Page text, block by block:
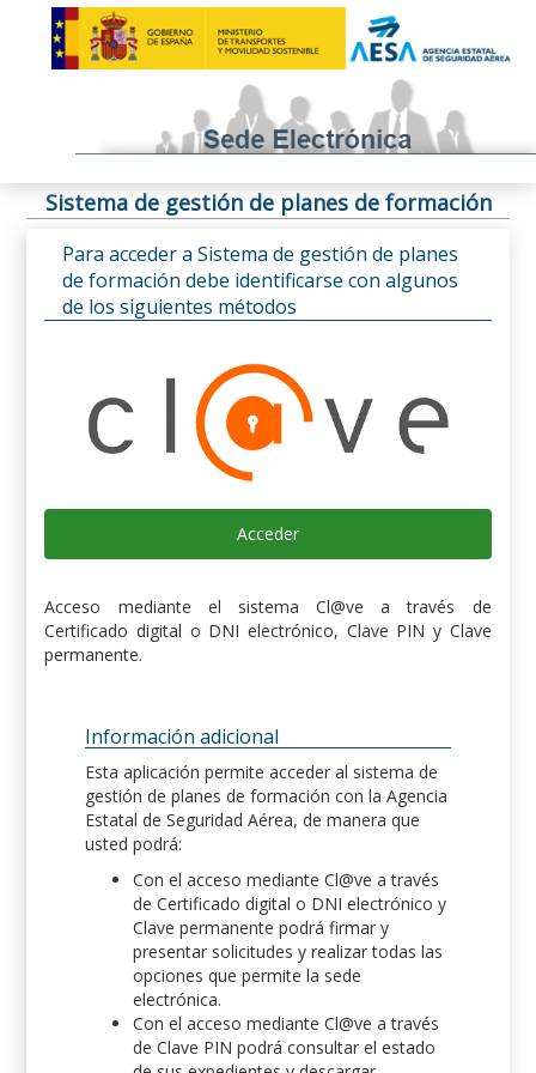
Sistema de gestión de planes de formación
Para acceder a Sistema de gestión de planes
de formación debe identificarse con algunos
de los siguientes métodos
Acceder
Acceso mediante el sistema Cl@ve a través de
Certificado digital o DNI electrónico, Clave PIN y Clave
permanente.
Información adicional
Esta aplicación permite acceder al sistema de
gestión de planes de formación con la Agencia
Estatal de Seguridad Aérea, de manera que
usted podrá:
Con el acceso mediante Cl@ve a través
de Certificado digital o DNI electrónico y
Clave permanente podrá firmar y
presentar solicitudes y realizar todas las
opciones que permite la sede
electrónica.
Con el acceso mediante Cl@ve a través
de Clave PIN podrá consultar el estado